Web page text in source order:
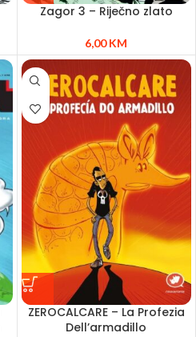
Zagor 3 – Riječno zlato
6,00KM
ZEROCALCARE – La Profezia
Dell’armadillo